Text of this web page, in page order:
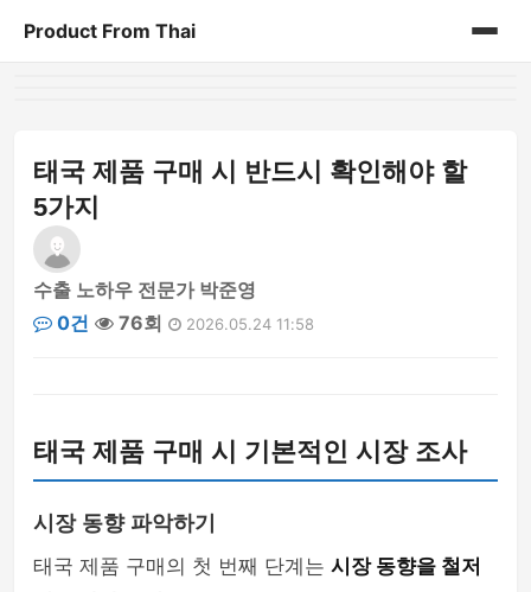
Product From Thai
태국 제품 구매 시 반드시 확인해야 할
5가지
수출 노하우 전문가 박준영
0건
76회 2026.05.24 11:58
태국 제품 구매 시 기본적인 시장 조사
시장 동향 파악하기
태국 제품 구매의 첫 번째 단계는 시장 동향을 철저